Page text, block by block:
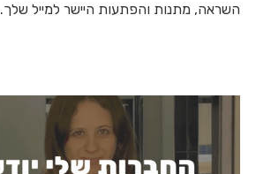
השראה, מתנות והפתעות היישר למייל שלך.